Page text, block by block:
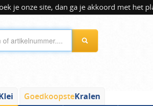
je onze site, dan ga je akkoord met het
GoedkoopsteKralen